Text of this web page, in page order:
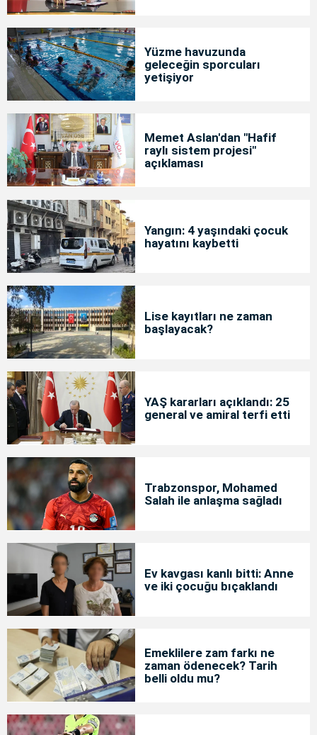
Yüzme havuzunda
geleceğin sporcuları
yetişiyor
Memet Aslan'dan "Hafif
raylı sistem projesi"
açıklaması
Yangın: 4 yaşındaki çocuk
hayatını kaybetti
Lise kayıtları ne zaman
başlayacak?
YAŞ kararları açıklandı: 25
general ve amiral terfi etti
Trabzonspor, Mohamed
Salah ile anlaşma sağladı
Ev kavgası kanlı bitti: Anne
ve iki çocuğu bıçaklandı
Emeklilere zam farkı ne
zaman ödenecek? Tarih
belli oldu mu?